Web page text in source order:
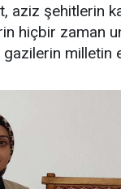
aziz şehitlerin
hiçbir zaman
milletin